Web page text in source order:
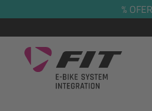
Saltar a la navegación
%